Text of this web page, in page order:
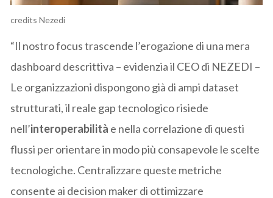
credits Nezedi
“Il nostro focus trascende l’erogazione di una mera
dashboard descrittiva – evidenzia il CEO di NEZEDI –
Le organizzazioni dispongono già di ampi dataset
strutturati, il reale gap tecnologico risiede
nell’interoperabilità e nella correlazione di questi
flussi per orientare in modo più consapevole le scelte
tecnologiche. Centralizzare queste metriche
consente ai decision maker di ottimizzare